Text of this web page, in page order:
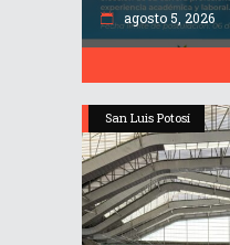
agosto 5, 2026
San Luis Potosí